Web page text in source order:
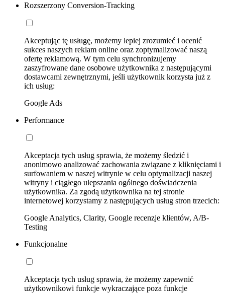
Rozszerzony Conversion-Tracking
Akceptując tę usługę, możemy lepiej zrozumieć i ocenić
sukces naszych reklam online oraz zoptymalizować naszą
ofertę reklamową. W tym celu synchronizujemy
zaszyfrowane dane osobowe użytkownika z następującymi
dostawcami zewnętrznymi, jeśli użytkownik korzysta już z
ich usług:
Google Ads
Performance
Akceptacja tych usług sprawia, że możemy śledzić i
anonimowo analizować zachowania związane z kliknięciami i
surfowaniem w naszej witrynie w celu optymalizacji naszej
witryny i ciągłego ulepszania ogólnego doświadczenia
użytkownika. Za zgodą użytkownika na tej stronie
internetowej korzystamy z następujących usług stron trzecich:
Google Analytics, Clarity, Google recenzje klientów, A/B-
Testing
Funkcjonalne
Akceptacja tych usług sprawia, że możemy zapewnić
użytkownikowi funkcje wykraczające poza funkcje